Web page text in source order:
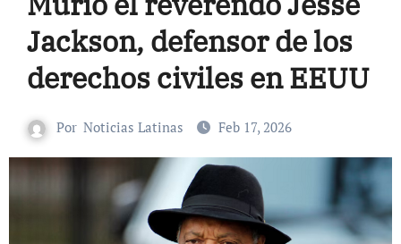
Jackson, defensor de los
derechos civiles en EEUU
Por Noticias Latinas Feb 17, 2026